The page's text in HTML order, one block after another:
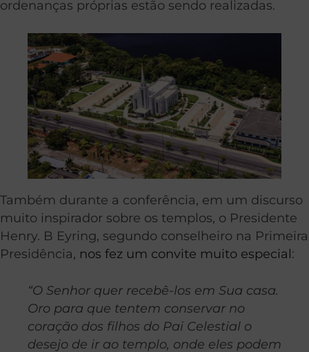
ordenanças próprias estão sendo realizadas.
Também durante a conferência, em um discurso
muito inspirador sobre os templos, o Presidente
Henry. B Eyring, segundo conselheiro na Primeira
Presidência, nos fez um convite muito especial:
“O Senhor quer recebê-los em Sua casa.
Oro para que tentem conservar no
coração dos filhos do Pai Celestial o
desejo de ir ao templo, onde eles podem